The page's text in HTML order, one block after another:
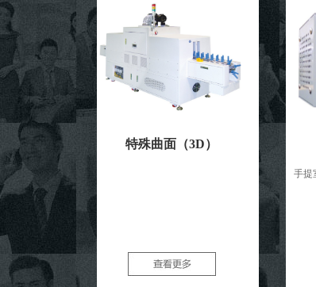
特殊曲面（3D） 手
手提室式UV